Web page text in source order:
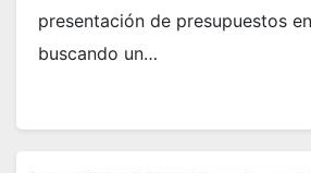
presentación de presupuestos
buscando un…